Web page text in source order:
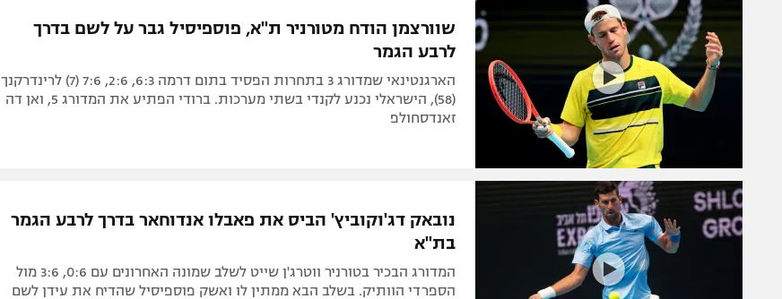
תקנון משתתפים וזוכים בפרסים
תקנון עבור פעילות אלקטרה
תקנון עבור פעילות ספורט 1 – "מרלן"
טניס
גיימינג E-Sports
תנאי שימוש
מדיניות פרטיות
תקנון פעילות ספורט 1
רשיון להקרנה פומבית לבית עסק
מכבי נתניה
בני יהודה
שוורצמן הודח מטורניר ת"א, פוספיסיל גבר על לשם בדרך
לרבע הגמר
הארגנטינאי שמדורג 3 בתחרות הפסיד בתום דרמה 6:3, 2:6, 7:6 (7) לרינדרקנך
(58), הישראלי נכנע לקנדי בשתי מערכות. ברודי הפתיע את המדורג 5, ואן דה
זאנדסחולפ
נובאק דג'וקוביץ' הביס את פאבלו אנדוחאר בדרך לרבע הגמר
בת"א
המדורג הבכיר בטורניר ווטרג'ן שייט לשלב שמונה האחרונים עם 0:6, 3:6 מול
הספרדי הוותיק. בשלב הבא ממתין לו ואשק פוספיסיל שהדיח את עידן לשם